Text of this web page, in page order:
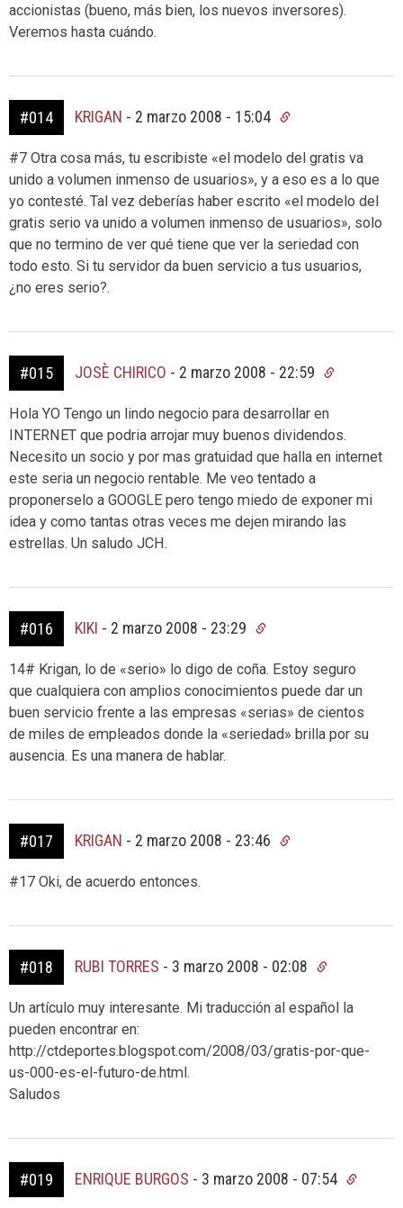
accionistas (bueno, más bien, los nuevos inversores).
Veremos hasta cuándo.
#014 KRIGAN - 2 marzo 2008 - 15:04
#7 Otra cosa más, tu escribiste «el modelo del gratis va
unido a volumen inmenso de usuarios», y a eso es a lo que
yo contesté. Tal vez deberías haber escrito «el modelo del
gratis serio va unido a volumen inmenso de usuarios», solo
que no termino de ver qué tiene que ver la seriedad con
todo esto. Si tu servidor da buen servicio a tus usuarios,
¿no eres serio?.
#015 JOSÈ CHIRICO - 2 marzo 2008 - 22:59
Hola YO Tengo un lindo negocio para desarrollar en
INTERNET que podria arrojar muy buenos dividendos.
Necesito un socio y por mas gratuidad que halla en internet
este seria un negocio rentable. Me veo tentado a
proponerselo a GOOGLE pero tengo miedo de exponer mi
idea y como tantas otras veces me dejen mirando las
estrellas. Un saludo JCH.
#016 KIKI - 2 marzo 2008 - 23:29
14# Krigan, lo de «serio» lo digo de coña. Estoy seguro
que cualquiera con amplios conocimientos puede dar un
buen servicio frente a las empresas «serias» de cientos
de miles de empleados donde la «seriedad» brilla por su
ausencia. Es una manera de hablar.
#017 KRIGAN - 2 marzo 2008 - 23:46
#17 Oki, de acuerdo entonces.
#018 RUBI TORRES - 3 marzo 2008 - 02:08
Un artículo muy interesante. Mi traducción al español la
pueden encontrar en:
http://ctdeportes.blogspot.com/2008/03/gratis-por-que-
us-000-es-el-futuro-de.html.
Saludos
#019 ENRIQUE BURGOS - 3 marzo 2008 - 07:54